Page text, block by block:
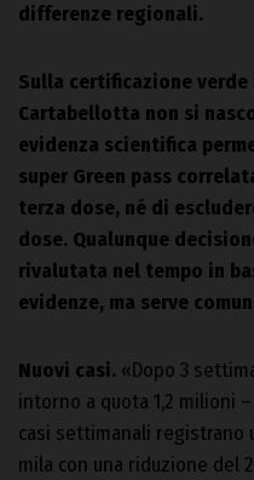
differenze regionali.
Sulla certificazione
Cartabellotta non si
evidenza scientifica
super Green pass
terza dose, né di
dose. Qualunque
rivalutata nel tempo in
evidenze, ma serve
Nuovi casi. «Dopo 3
intorno a quota 1,2 milioni
casi settimanali registrano
mila con una riduzione del